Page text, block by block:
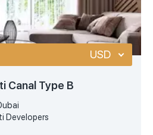
Canal Type B
Developers
USD